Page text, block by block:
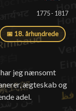
1775 - 1817
📅 18. århundrede
jeg nænsomt
ægteskab og
adel.